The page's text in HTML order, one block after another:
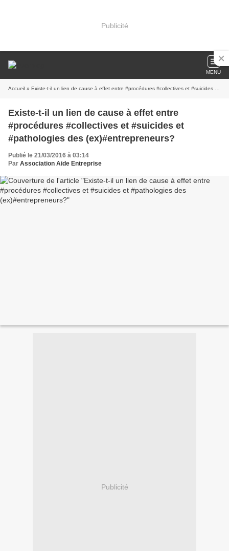
Publicité
MENU
Accueil » Existe-t-il un lien de cause à effet entre #procédures #collectives et #suicides et #pathologies des (ex)#entrepreneurs?
Existe-t-il un lien de cause à effet entre
#procédures #collectives et #suicides et
#pathologies des (ex)#entrepreneurs?
Publié le 21/03/2016 à 03:14
Par Association Aide Entreprise
Publicité